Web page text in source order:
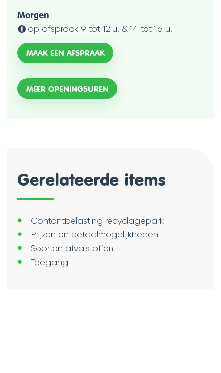
Openingsuren
Morgen
op afspraak 9 tot 12 u. & 14 tot 16 u.
MAAK EEN AFSPRAAK
MEER OPENINGSUREN OMGEVING
Gerelateerde items
Contantbelasting recyclagepark
Prijzen en betaalmogelijkheden
Soorten afvalstoffen
Toegang